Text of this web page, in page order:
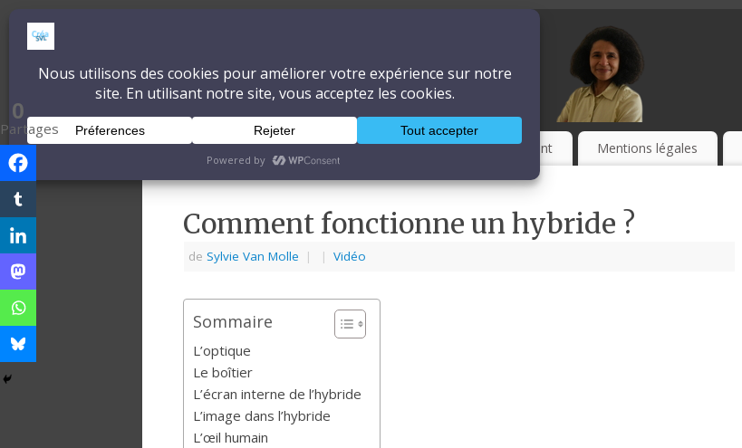
CréaSonVidéoLumière
DÉCOUVRONS ENSEMBLE L'ART ET LA TECHNIQUE
Accueil À propos Blog Culture Event Mentions légales
Comment fonctionne un hybride ?
de Sylvie Van Molle | | Vidéo
Sommaire
L’optique
Le boîtier
L’écran interne de l’hybride
L’image dans l’hybride
L’œil humain
0
Partages